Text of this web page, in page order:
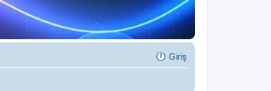
Giriş